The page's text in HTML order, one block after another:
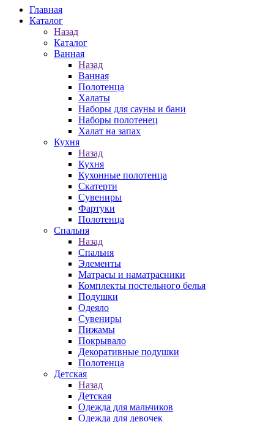
Главная
Каталог
Назад
Каталог
Ванная
Назад
Ванная
Полотенца
Халаты
Наборы для сауны и бани
Наборы полотенец
Халат на запах
Кухня
Назад
Кухня
Кухонные полотенца
Скатерти
Сувениры
Фартуки
Полотенца
Спальня
Назад
Спальня
Элементы
Матрасы и наматрасники
Комплекты постельного белья
Подушки
Одеяло
Сувениры
Пижамы
Покрывало
Декоративные подушки
Полотенца
Детская
Назад
Детская
Одежда для мальчиков
Одежда для девочек